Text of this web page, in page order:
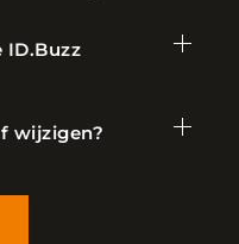
ID.Buzz
wijzigen?